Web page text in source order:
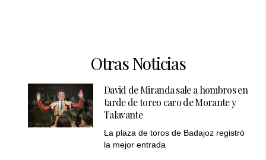
Otras Noticias
David de Miranda sale a hombros en
tarde de toreo caro de Morante y
Talavante
La plaza de toros de Badajoz registró
la mejor entrada